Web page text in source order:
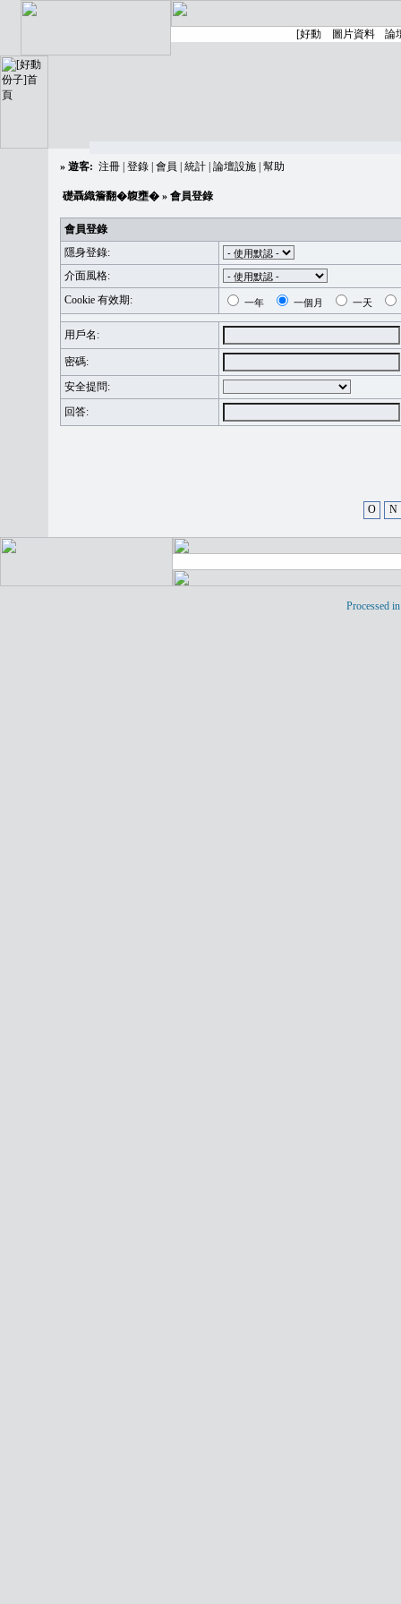
» 遊客: 注冊 登錄 會員 統計 論壇設施 幫助
礎聶織簷翻�䪖壅� » 會員登錄
會員登錄
隱身登錄:
介面風格:
Cookie 有效期:
一年 一個月 一天
用戶名:
密碼:
安全提問:
回答:
O N
Processed